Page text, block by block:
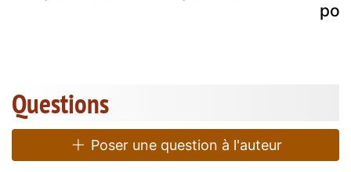
Questions
Poser une question à l'auteur